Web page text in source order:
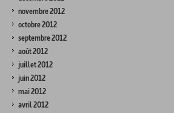
novembre 2012
octobre 2012
septembre 2012
août 2012
juillet 2012
juin 2012
mai 2012
avril 2012